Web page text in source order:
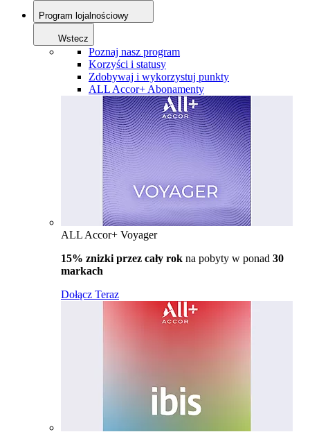
Program lojalnościowy
Wstecz
Poznaj nasz program
Korzyści i statusy
Zdobywaj i wykorzystuj punkty
ALL Accor+ Abonamenty
ALL Accor+ Voyager
15% znizki przez cały rok na pobyty w ponad 30
markach
Dołącz Teraz